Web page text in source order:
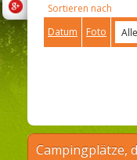
Sortieren nach
Datum
Foto
Campingplätze,